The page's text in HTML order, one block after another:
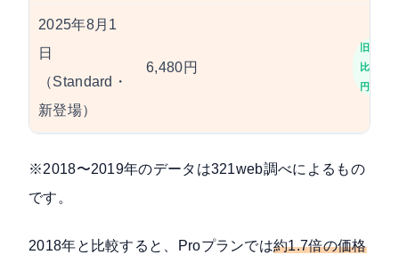
2025年8月1
日
（Standard・
新登場）
6,480円
旧
比-1,300
円
※2018〜2019年のデータは321web調べによるもの
です。
2018年と比較すると、Proプランでは約1.7倍の価格